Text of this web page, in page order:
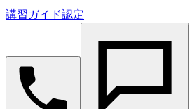
講習ガイド認定